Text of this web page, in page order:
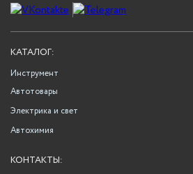
КАТАЛОГ:
Инструмент
Автотовары
Электрика и свет
Автохимия
КОНТАКТЫ: